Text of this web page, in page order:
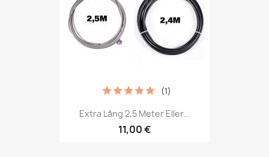
Extra Lång 2,5 Meter Eller...
11,00 €
(1)